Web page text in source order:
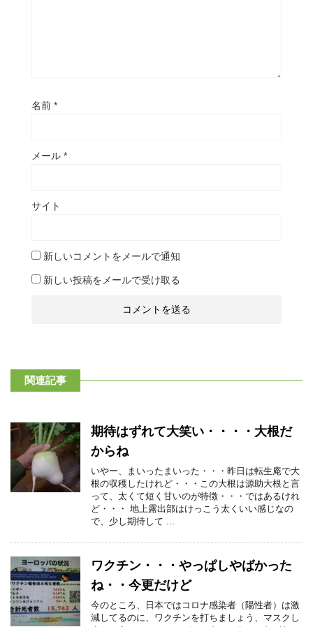
名前 *
メール *
サイト
新しいコメントをメールで通知
新しい投稿をメールで受け取る
関連記事
期待はずれて大笑い・・・・大根だ
からね
いやー、まいったまいった・・・昨日は転生庵で大
根の収穫したけれど・・・この大根は源助大根と言
って、太くて短く甘いのが特徴・・・ではあるけれ
ど・・・ 地上露出部はけっこう太くいい感じなの
で、少し期待して ...
ワクチン・・・やっぱしやばかった
ね・・今更だけど
今のところ、日本ではコロナ感染者（陽性者）は激
減してるのに、ワクチンを打ちましょう、マスクし